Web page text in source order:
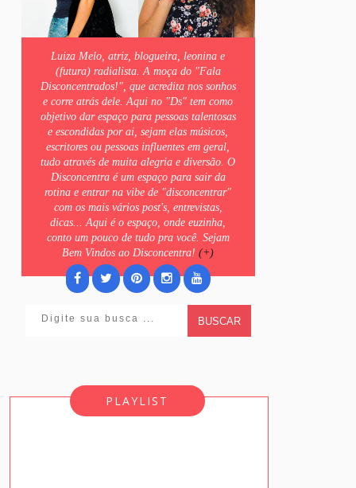
Luiza Melo, atriz, blogueira, leonina e
(futura) radialista. A moça do "Fala
Disconcentrados!", que acredita nos sonhos
e corre atrás dele. Aqui no "Ds" tem como
objetivo dar espaço para pessoas talentosas
e escondidas por ai, sejam elas músicos,
escritores ou pessoas influentes em geral,
tudo através de muita alegria e diversão. O
Disconcentra é um espaço para sair da
rotina e entrar na vibe de "disconcentrar"
com os mais vários post's, entrevistas,
dicas... Aqui é o espaço, onde euzinha,
conto um pouco de tudo pra você. Sejam
Bem Vindos ao Disconcentra!(+)
BUSCAR
PLAYLIST